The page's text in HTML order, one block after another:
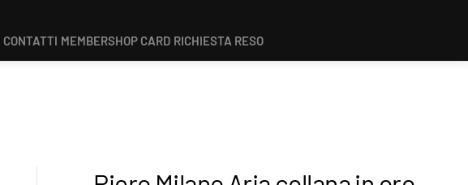
CONTATTI MEMBERSHOP CARD RICHIESTA RESO